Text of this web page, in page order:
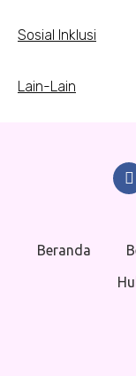
Sosial Inklusi
Lain-Lain
Beranda